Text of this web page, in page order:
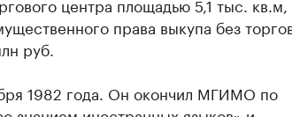
права выкупа без
руб.
1982 года. Он окончил МГИМО по